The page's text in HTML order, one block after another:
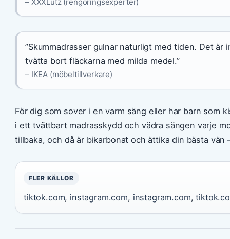
”Skummadrasser gulnar naturligt med tiden. Det är
tvätta bort fläckarna med milda medel.”
– IKEA (möbeltillverkare)
För dig som sover i en varm säng eller har barn som
i ett tvättbart madrasskydd och vädra sängen varje
tillbaka, och då är bikarbonat och ättika din bästa vän
FLER KÄLLOR
tiktok.com, instagram.com, instagram.com,